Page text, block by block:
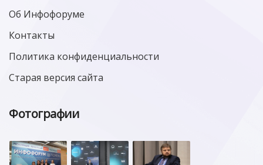
Об Инфофоруме
Контакты
Политика конфиденциальности
Старая версия сайта
Фотографии